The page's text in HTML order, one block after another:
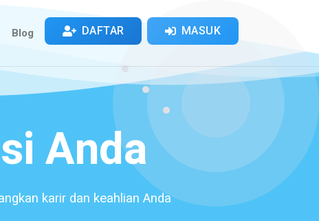
Blog DAFTAR MASUK
Anda
karir dan keahlian Anda